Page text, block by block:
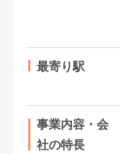
最寄り駅
事業内容・会
社の特長